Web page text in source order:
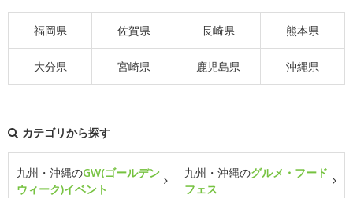
福岡県 佐賀県 長崎県 熊本県
大分県 宮崎県 鹿児島県 沖縄県
カテゴリから探す
九州・沖縄のGW(ゴールデン
ウィーク)イベント
九州・沖縄のグルメ・フード
フェス